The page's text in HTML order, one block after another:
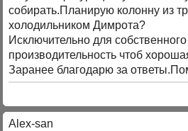
собирать.Планирую колонну из
холодильником Димрота?
Исключительно для
производительность чтоб
Заранее благодарю за
Alex-san